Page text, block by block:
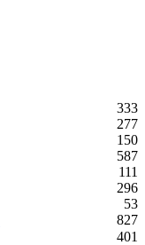
333
277
150
587
111
296
53
827
401